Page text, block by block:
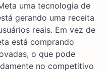
uma tecnologia de
gerando uma receita
reais. Em vez de
está comprando
o que pode
no competitivo